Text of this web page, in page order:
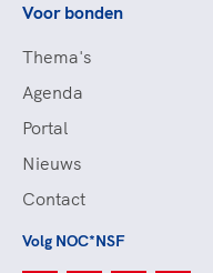
Voor bonden
Thema's
Agenda
Portal
Nieuws
Contact
Volg NOC*NSF